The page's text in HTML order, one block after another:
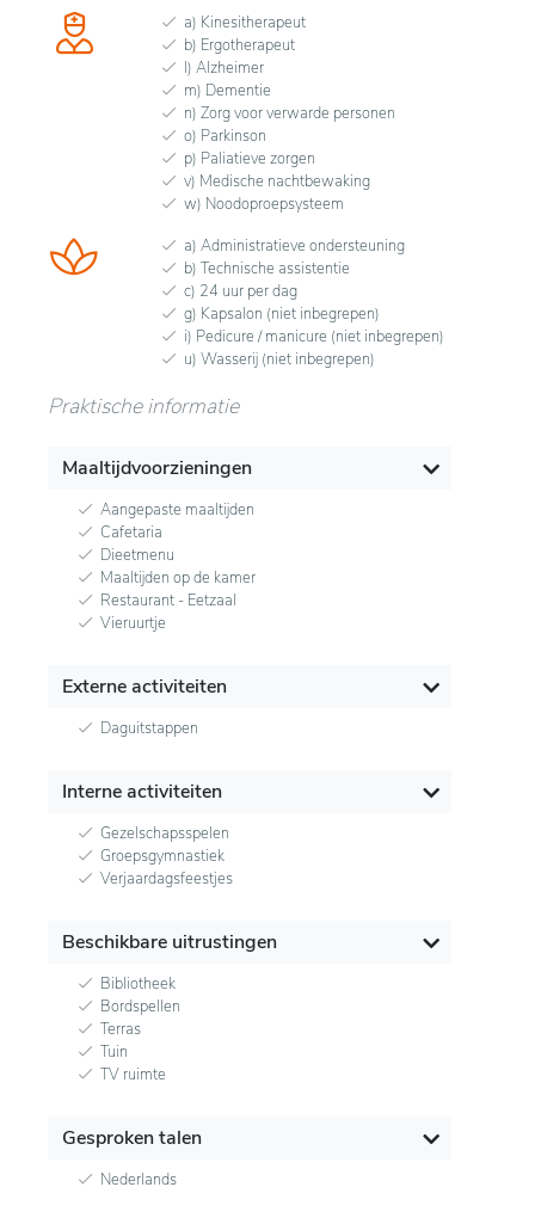
a) Kinesitherapeut
b) Ergotherapeut
l) Alzheimer
m) Dementie
n) Zorg voor verwarde personen
o) Parkinson
p) Paliatieve zorgen
v) Medische nachtbewaking
w) Noodoproepsysteem
a) Administratieve ondersteuning
b) Technische assistentie
c) 24 uur per dag
g) Kapsalon (niet inbegrepen)
i) Pedicure / manicure (niet inbegrepen)
u) Wasserij (niet inbegrepen)
Praktische informatie
Maaltijdvoorzieningen
Aangepaste maaltijden
Cafetaria
Dieetmenu
Maaltijden op de kamer
Restaurant - Eetzaal
Vieruurtje
Externe activiteiten
Daguitstappen
Interne activiteiten
Gezelschapsspelen
Groepsgymnastiek
Verjaardagsfeestjes
Beschikbare uitrustingen
Bibliotheek
Bordspellen
Terras
Tuin
TV ruimte
Gesproken talen
Nederlands